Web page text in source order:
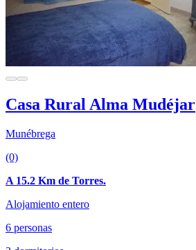
Casa Rural Alma Mudéjar
Munébrega
(0)
A 15.2 Km de Torres.
Alojamiento entero
6 personas